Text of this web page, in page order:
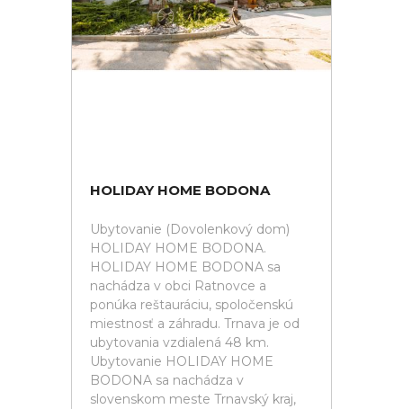
HOLIDAY HOME BODONA
Ubytovanie (Dovolenkový dom)
HOLIDAY HOME BODONA.
HOLIDAY HOME BODONA sa
nachádza v obci Ratnovce a
ponúka reštauráciu, spoločenskú
miestnosť a záhradu. Trnava je od
ubytovania vzdialená 48 km.
Ubytovanie HOLIDAY HOME
BODONA sa nachádza v
slovenskom meste Trnavský kraj,